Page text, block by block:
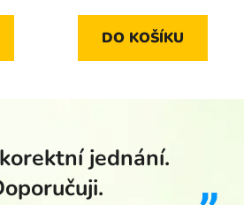
DO KOŠÍKU
jednání.